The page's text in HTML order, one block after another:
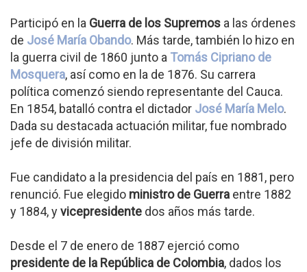
Participó en la Guerra de los Supremos a las órdenes
de José María Obando. Más tarde, también lo hizo en
la guerra civil de 1860 junto a Tomás Cipriano de
Mosquera, así como en la de 1876. Su carrera
política comenzó siendo representante del Cauca.
En 1854, batalló contra el dictador José María Melo.
Dada su destacada actuación militar, fue nombrado
jefe de división militar.
Fue candidato a la presidencia del país en 1881, pero
renunció. Fue elegido ministro de Guerra entre 1882
y 1884, yvicepresidente dos años más tarde.
Desde el 7 de enero de 1887 ejerció como
presidente de la República de Colombia, dados los